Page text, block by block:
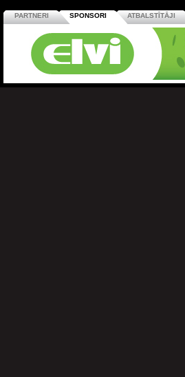
PARTNERI SPONSORI ATBALSTĪTĀJI